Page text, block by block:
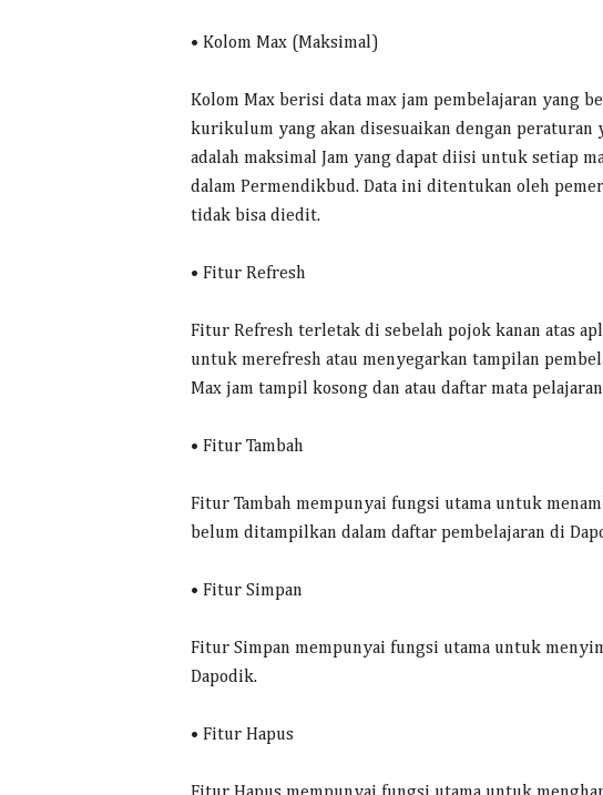
• Kolom Max (Maksimal)
Kolom Max berisi data max jam pembelajaran yang
kurikulum yang akan disesuaikan dengan peraturan
adalah maksimal Jam yang dapat diisi untuk setiap
dalam Permendikbud. Data ini ditentukan oleh
tidak bisa diedit.
• Fitur Refresh
Fitur Refresh terletak di sebelah pojok kanan atas
untuk merefresh atau menyegarkan tampilan
Max jam tampil kosong dan atau daftar mata
• Fitur Tambah
Fitur Tambah mempunyai fungsi utama untuk
belum ditampilkan dalam daftar pembelajaran di
• Fitur Simpan
Fitur Simpan mempunyai fungsi utama untuk
Dapodik.
• Fitur Hapus